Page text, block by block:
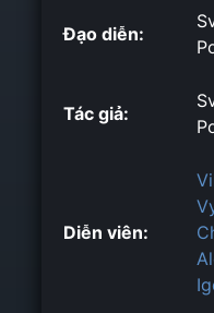
Đạo diễn:
Tác giả:
Diễn viên: